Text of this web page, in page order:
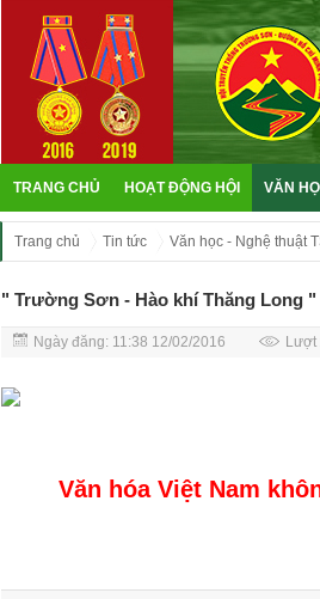
TRANG CHỦ HOẠT ĐỘNG HỘI VĂN
Trang chủ Tin tức Văn học - Nghệ thuật
" Trường Sơn - Hào khí Thăng Long
Ngày đăng: 11:38 12/02/2016 Lượt
Văn hóa Việt Nam